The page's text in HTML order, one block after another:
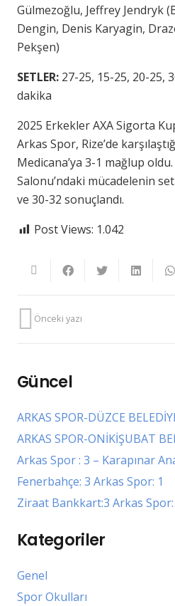
Gülmezoğlu, Jeffrey Jendryk
Dengin, Denis Karyagin,
Pekşen)
SETLER: 27-25, 15-25, 20-
dakika
2025 Erkekler AXA Sigorta
Arkas Spor, Rize’de
Medicana’ya 3-1 mağlup
Salonu’ndaki mücadelenin
ve 30-32 sonuçlandı.
Post Views: 1.042
Önceki yazı
Güncel
ARKAS SPOR-DÜZCE
ARKAS SPOR-ONİKİŞUBAT
Arkas Spor : 3 – Karapınar
Fenerbahçe: 3 Arkas Spor: 1
Ziraat Bankkart:3 Arkas
Kategoriler
Genel
Spor Okulları